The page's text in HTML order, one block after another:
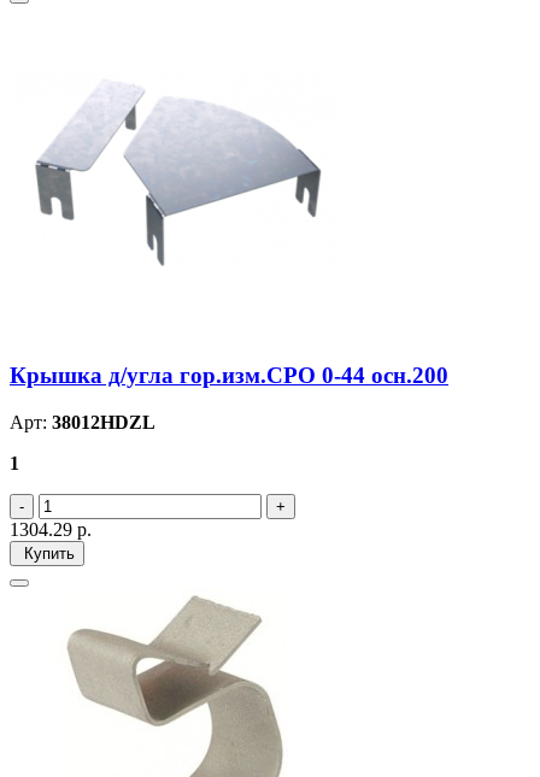
Крышка д/угла гор.изм.CPO 0-44 осн.200
Арт: 38012HDZL
1
1304.29 р.
Купить